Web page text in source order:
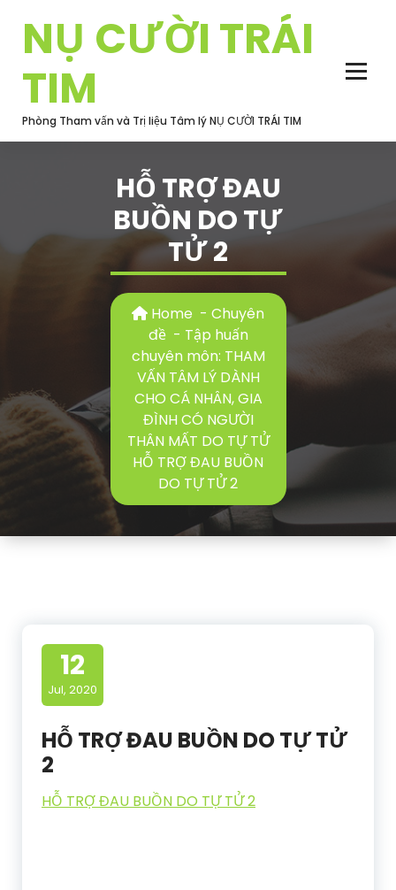
contentNỤ CƯỜI TRÁI
TIM
Phòng Tham vấn và Trị liệu Tâm lý NỤ CƯỜI TRÁI TIM
HỖ TRỢ ĐAU
BUỒN DO TỰ
TỬ 2
Home - Chuyên
đề- Tập huấn
chuyên môn: THAM
VẤN TÂM LÝ DÀNH
CHO CÁ NHÂN, GIA
ĐÌNH CÓ NGƯỜI
THÂN MẤT DO TỰ TỬ
HỖ TRỢ ĐAU BUỒN
DO TỰ TỬ 2
12
Jul, 2020
HỖ TRỢ ĐAU BUỒN DO TỰ TỬ
2
HỖ TRỢ ĐAU BUỒN DO TỰ TỬ 2